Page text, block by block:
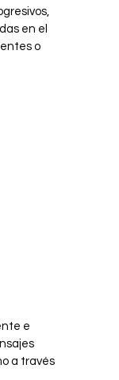
en el
o
e
a través